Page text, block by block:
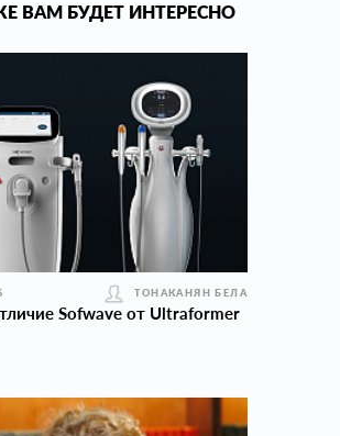
ВАМ БУДЕТ ИНТЕРЕСНО
ТОНАКАНЯН БЕЛА
Sofwave от Ultraformer